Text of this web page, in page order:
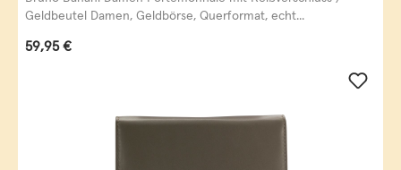
Geldbeutel Damen, Geldbörse, Querformat, echt...
Regulärer Preis:
59,95 €